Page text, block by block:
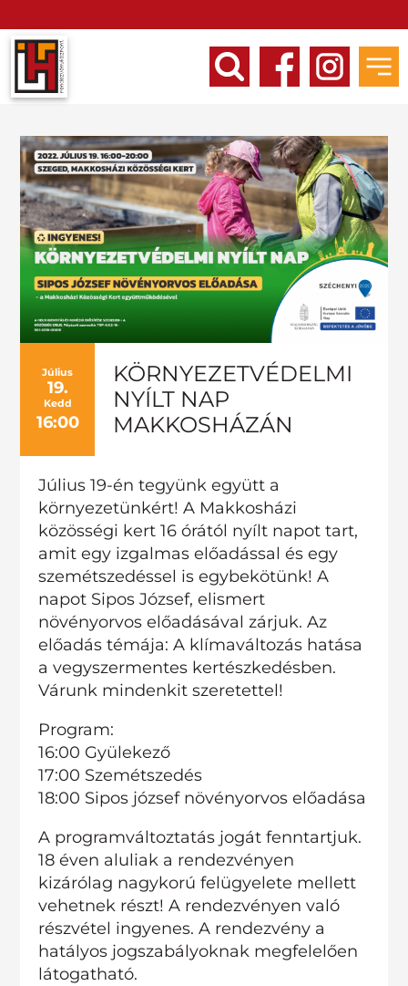
Július
19.
Kedd
16:00
KÖRNYEZETVÉDELMI
NYÍLT NAP
MAKKOSHÁZÁN
Július 19-én tegyünk együtt a
környezetünkért! A Makkosházi
közösségi kert 16 órától nyílt napot tart,
amit egy izgalmas előadással és egy
szemétszedéssel is egybekötünk! A
napot Sipos József, elismert
növényorvos előadásával zárjuk. Az
előadás témája: A klímaváltozás hatása
a vegyszermentes kertészkedésben.
Várunk mindenkit szeretettel!
Program:
16:00 Gyülekező
17:00 Szemétszedés
18:00 Sipos józsef növényorvos előadása
A programváltoztatás jogát fenntartjuk.
18 éven aluliak a rendezvényen
kizárólag nagykorú felügyelete mellett
vehetnek részt! A rendezvényen való
részvétel ingyenes. A rendezvény a
hatályos jogszabályoknak megfelelően
látogatható.